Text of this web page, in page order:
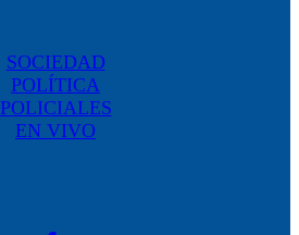
SOCIEDAD
POLÍTICA
POLICIALES
EN VIVO